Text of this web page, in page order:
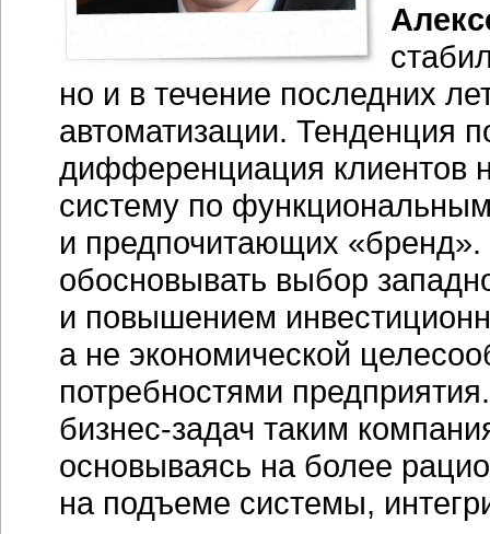
но и в течение последних
автоматизации. Тенденция
дифференциация клиентов
систему по
и предпочитающих
обосновывать выбор
и повышением
а не экономической
потребностями
бизнес-задач таким
основываясь на более
на подъеме системы,